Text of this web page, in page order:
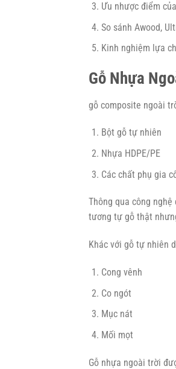
Ưu nhược điểm
So sánh Awood,
Kinh nghiệm lựa
Gỗ Nhựa
gỗ composite ngoài
Bột gỗ tự nhiên
Nhựa HDPE/PE
Các chất phụ gia
Thông qua công
tương tự gỗ thật
Khác với gỗ tự nhiên
Cong vênh
Co ngót
Mục nát
Mối mọt
Gỗ nhựa ngoài trời